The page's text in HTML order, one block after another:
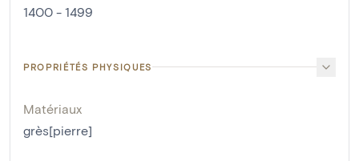
1400 - 1499
PROPRIÉTÉS PHYSIQUES
Matériaux
grès[pierre]